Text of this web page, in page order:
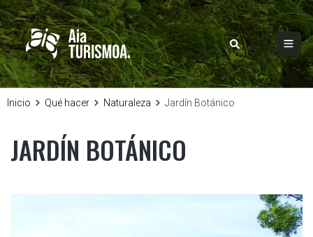
Inicio Qué hacer Naturaleza Jardín Botánico
JARDÍN BOTÁNICO